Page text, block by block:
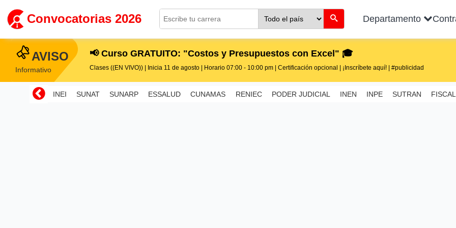
Convocatorias 2026 Departamento
AVISO
Informativo
📢 Curso GRATUITO: "Costos y Presupuestos con Excel" 🎓
Clases ((EN VIVO)) | Inicia 11 de agosto | Horario 07:00 - 10:00 pm | Certificación opcional | ¡Inscríbete aquí! | #publicidad
INEI SUNAT SUNARP ESSALUD CUNAMAS RENIEC PODER JUDICIAL INEN INPE SUTRAN